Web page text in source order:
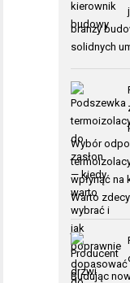
branży
solidnych
Wybór
wpłynąć na
Warto
Budując